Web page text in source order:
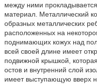
между ними
материал. Металлический
образных металлических
расположенных на
поднимающих кожух над
всей своей длине имеет
подвижной крышкой,
остов и внутренний слой
имеет выступающую вверх